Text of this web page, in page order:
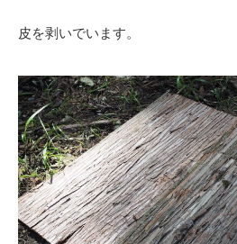
皮を剥いでいます。